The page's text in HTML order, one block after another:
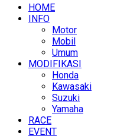
HOME
INFO
Motor
Mobil
Umum
MODIFIKASI
Honda
Kawasaki
Suzuki
Yamaha
RACE
EVENT